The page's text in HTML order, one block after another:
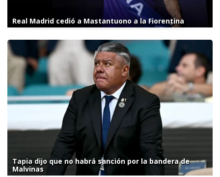
Real Madrid cedió a Mastantuono a la Fiorentina
Tapia dijo que no habrá sanción por la bandera de
Malvinas